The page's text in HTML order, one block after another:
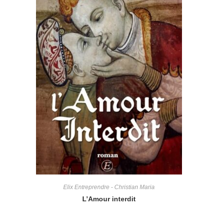
Elix Entreprendre - Christian Maria
L’Amour interdit